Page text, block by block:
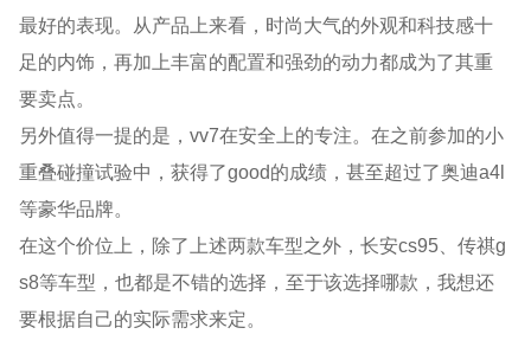
最好的表现。从产品上来看，时尚大气的外观和科技感十
足的内饰，再加上丰富的配置和强劲的动力都成为了其重
要卖点。
另外值得一提的是，vv7在安全上的专注。在之前参加的小
重叠碰撞试验中，获得了good的成绩，甚至超过了奥迪a4l
等豪华品牌。
在这个价位上，除了上述两款车型之外，长安cs95、传祺g
s8等车型，也都是不错的选择，至于该选择哪款，我想还
要根据自己的实际需求来定。